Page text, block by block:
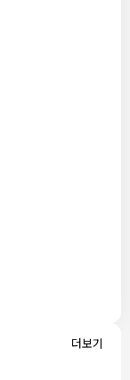
더보기